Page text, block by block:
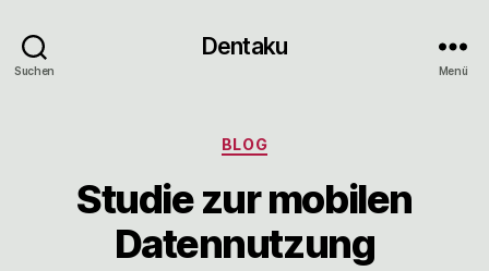
Suchen
Dentaku
Menü
Kategorien
BLOG
Studie zur mobilen
Datennutzung